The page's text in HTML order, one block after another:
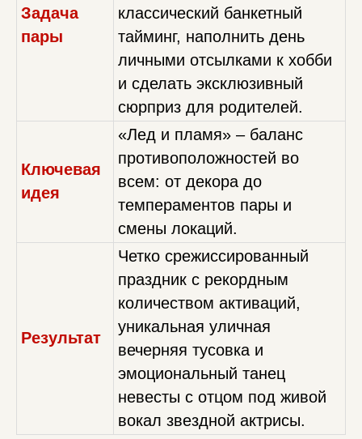
Задача
пары
классический банкетный
тайминг, наполнить день
личными отсылками к хобби
и сделать эксклюзивный
сюрприз для родителей.
Ключевая
идея
«Лед и пламя» – баланс
противоположностей во
всем: от декора до
темпераментов пары и
смены локаций.
Результат
Четко срежиссированный
праздник с рекордным
количеством активаций,
уникальная уличная
вечерняя тусовка и
эмоциональный танец
невесты с отцом под живой
вокал звездной актрисы.